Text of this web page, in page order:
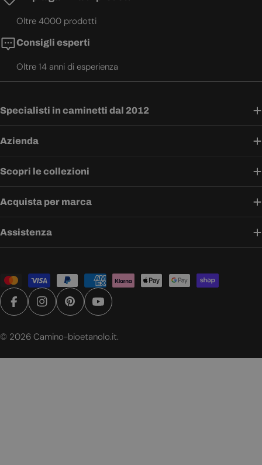
Oltre 4000 prodotti
Consigli esperti
Oltre 14 anni di esperienza
Specialisti in caminetti dal 2012
Azienda
Scopri le collezioni
Acquista per marca
Assistenza
Metodi
di
pagamento
FacebookInstagramPinterestYouTube
© 2026 Camino-bioetanolo.it.